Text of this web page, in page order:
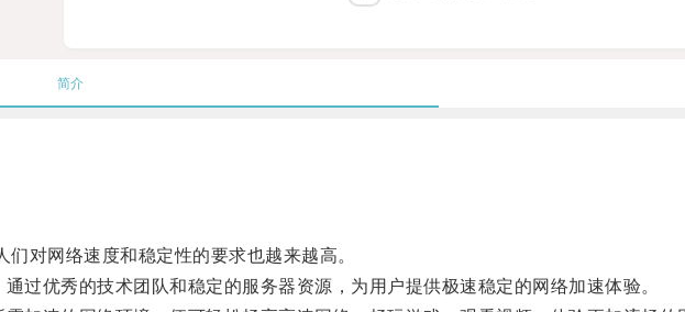
简介
对网络速度和稳定性的要求也越来越高。
优秀的技术团队和稳定的服务器资源，为用户提供极速稳定的网络加速体验。